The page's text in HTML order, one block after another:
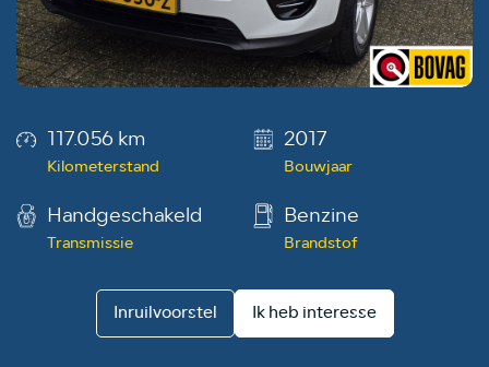
117.056 km
Kilometerstand
2017
Bouwjaar
Handgeschakeld
Transmissie
Benzine
Brandstof
Inruilvoorstel Ik heb interesse